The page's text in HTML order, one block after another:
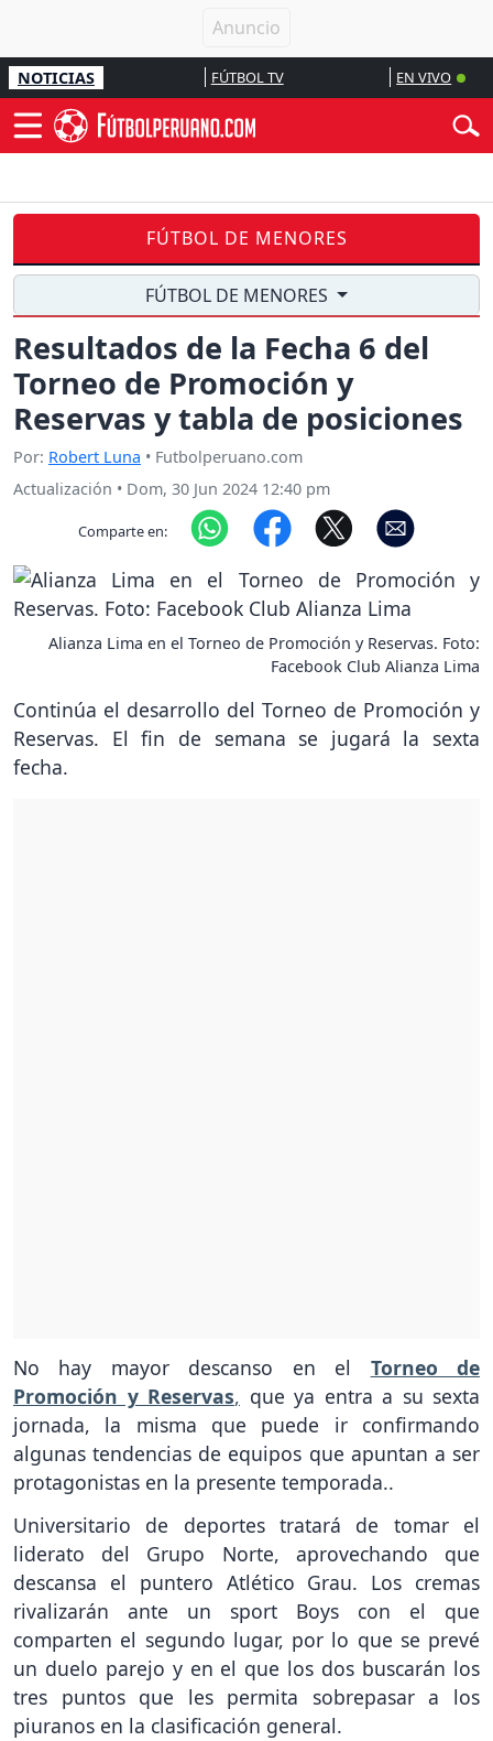
NOTICIAS FÚTBOL TV EN VIVO
FÚTBOL DE MENORES
FÚTBOL DE MENORES
Resultados de la Fecha 6 del
Torneo de Promoción y
Reservas y tabla de posiciones
Por: Robert Luna • Futbolperuano.com
Actualización • Dom, 30 Jun 2024 12:40 pm
Comparte en:
Alianza Lima en el Torneo de Promoción y Reservas. Foto:
Facebook Club Alianza Lima
Continúa el desarrollo del Torneo de Promoción y
Reservas. El fin de semana se jugará la sexta
fecha.
No hay mayor descanso en el Torneo de
Promoción y Reservas, que ya entra a su sexta
jornada, la misma que puede ir confirmando
algunas tendencias de equipos que apuntan a ser
protagonistas en la presente temporada..
Universitario de deportes tratará de tomar el
liderato del Grupo Norte, aprovechando que
descansa el puntero Atlético Grau. Los cremas
rivalizarán ante un sport Boys con el que
comparten el segundo lugar, por lo que se prevé
un duelo parejo y en el que los dos buscarán los
tres puntos que les permita sobrepasar a los
piuranos en la clasificación general.